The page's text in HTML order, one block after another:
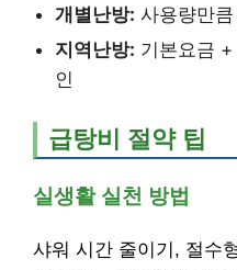
개별난방: 사용량만
지역난방: 기본요금
인
급탕비 절약 팁
실생활 실천 방법
샤워 시간 줄이기, 절수